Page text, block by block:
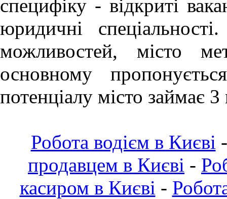
специфіку - відкриті
юридичні
можливостей, місто
основному
потенціалу місто займає 3
Робота водієм в Києві
продавцем в Києві -
касиром в Києві -